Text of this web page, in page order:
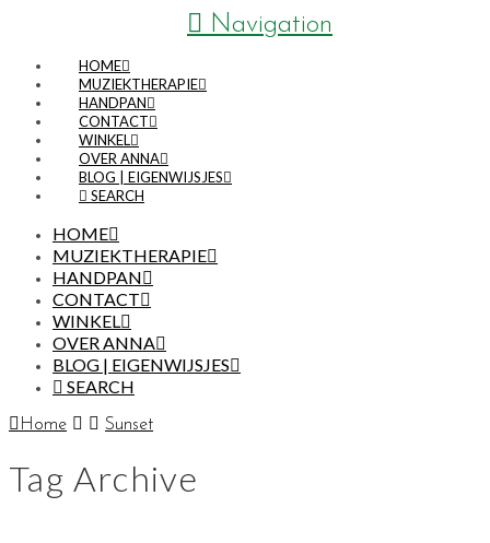
Navigation
HOME
MUZIEKTHERAPIE
HANDPAN
CONTACT
WINKEL
OVER ANNA
BLOG | EIGENWIJSJES
SEARCH
HOME
MUZIEKTHERAPIE
HANDPAN
CONTACT
WINKEL
OVER ANNA
BLOG | EIGENWIJSJES
SEARCH
Home Sunset
Tag Archive